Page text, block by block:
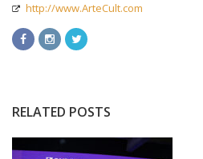
http://www.ArteCult.com
RELATED POSTS